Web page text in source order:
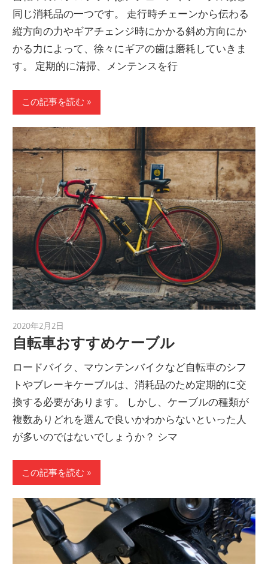
同じ消耗品の一つです。 走行時チェーンから伝わる
縦方向の力やギアチェンジ時にかかる斜め方向にか
かる力によって、徐々にギアの歯は磨耗していきま
す。 定期的に清掃、メンテンスを行
この記事を読む
2020年2月2日
自転車おすすめケーブル
ロードバイク、マウンテンバイクなど自転車のシフ
トやブレーキケーブルは、消耗品のため定期的に交
換する必要があります。 しかし、ケーブルの種類が
複数ありどれを選んで良いかわからないといった人
が多いのではないでしょうか？ シマ
この記事を読む